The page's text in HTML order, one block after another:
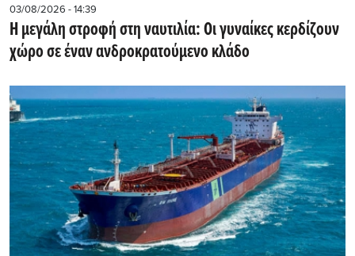
03/08/2026 - 14:39
Η μεγάλη στροφή στη ναυτιλία: Οι γυναίκες κερδίζουν
χώρο σε έναν ανδροκρατούμενο κλάδο